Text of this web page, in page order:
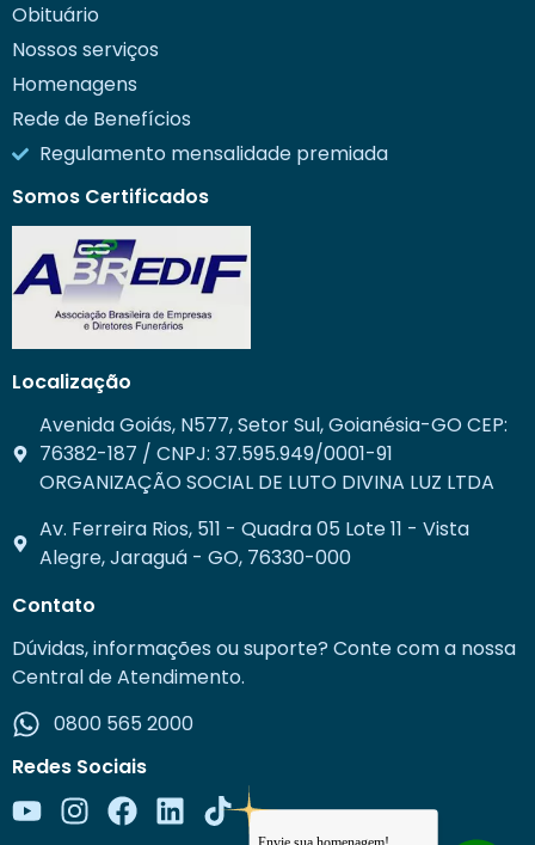
Obituário
Nossos serviços
Homenagens
Rede de Benefícios
Regulamento mensalidade premiada
Somos Certificados
Localização
Avenida Goiás, N577, Setor Sul, Goianésia-GO CEP:
76382-187 / CNPJ: 37.595.949/0001-91
ORGANIZAÇÃO SOCIAL DE LUTO DIVINA LUZ LTDA
Av. Ferreira Rios, 511 - Quadra 05 Lote 11 - Vista
Alegre, Jaraguá - GO, 76330-000
Contato
Dúvidas, informações ou suporte? Conte com a nossa
Central de Atendimento.
0800 565 2000
Redes Sociais